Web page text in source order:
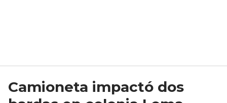
Camioneta impactó dos